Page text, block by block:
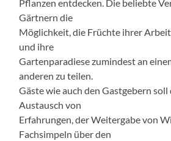
Pflanzen entdecken. Die beliebte
Gärtnern die
Möglichkeit, die Früchte ihrer
und ihre
Gartenparadiese zumindest an
anderen zu teilen.
Gäste wie auch den Gastgebern soll
Austausch von
Erfahrungen, der Weitergabe von
Fachsimpeln über den